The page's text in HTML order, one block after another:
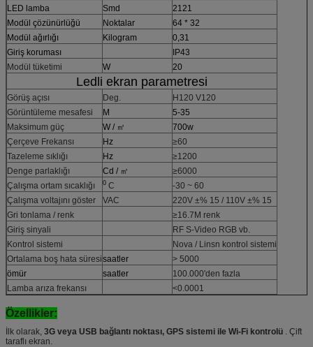
LED lamba
Smd
2121
Modül çözünürlüğü
Noktalar
64 * 32
Modül ağırlığı
Kilogram
0,31
Giriş koruması
IP43
Modül tüketimi
W 20
Ledli ekran parametresi
Görüş açısı Deg.
H120 V120
Görüntüleme mesafesi
M
5-35
Maksimum güç
W / ㎡
700w
Çerçeve Frekansı
Hz
≥60
Tazeleme sıklığı
Hz
≥1200
Denge parlaklığı
Cd / ㎡
≥6000
Çalışma ortam sıcaklığı
0 C
-30 ~ 60
Çalışma voltajını göster
VAC
220V ±% 15 / 110V ±% 15
Gri tonlama / renk
≥16.7M renk
Giriş sinyali
RF S-Video RGB vb.
Kontrol sistemi
Nova / Linsn kontrol sistemi
Ortalama boş hata süresisaatler
> 5000
ömür
saatler
100.000'den fazla
Lamba arıza frekansı
<0.0001
Özellikler:
İlk olarak, 3G veya USB bağlantı noktası, GPS sistemi ile Wi-Fi kontrolü . Çift
taraflı ekran.